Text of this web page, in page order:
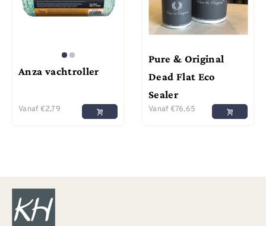
Anza vachtroller
Vanaf €2,79
Pure & Original
Dead Flat Eco
Sealer
Vanaf €76,65